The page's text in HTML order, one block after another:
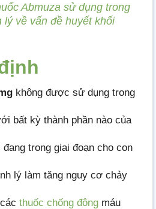
Abmuza sử dụng trong
lý về vấn đề huyết khối
không được sử dụng trong
bất kỳ thành phần nào của
trong giai đoạn cho con
lý làm tăng nguy cơ chảy
thuốc chống đông máu